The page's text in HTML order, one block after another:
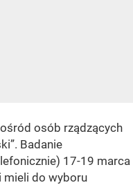
osób rządzących
Badanie
17-19 marca
mieli do wyboru